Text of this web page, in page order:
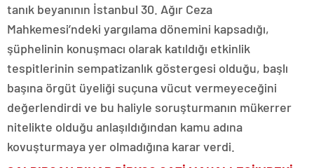
tanık beyanının İstanbul 30. Ağır Ceza
Mahkemesi’ndeki yargılama dönemini kapsadığı,
şüphelinin konuşmacı olarak katıldığı etkinlik
tespitlerinin sempatizanlık göstergesi olduğu, başlı
başına örgüt üyeliği suçuna vücut vermeyeceğini
değerlendirdi ve bu haliyle soruşturmanın mükerrer
nitelikte olduğu anlaşıldığından kamu adına
kovuşturmaya yer olmadığına karar verdi.